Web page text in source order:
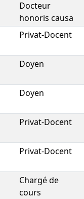
Docteur
honoris causa
Privat-Docent
Doyen
Doyen
Privat-Docent
Privat-Docent
Chargé de
cours